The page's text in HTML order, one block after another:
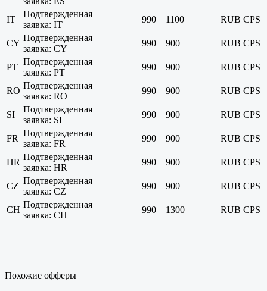
IT
Подтвержденная
заявка: IT
990 1100 RUB CPS
CY
Подтвержденная
заявка: CY
990 900 RUB CPS
PT
Подтвержденная
заявка: PT
990 900 RUB CPS
RO
Подтвержденная
заявка: RO
990 900 RUB CPS
SI
Подтвержденная
заявка: SI
990 900 RUB CPS
FR
Подтвержденная
заявка: FR
990 900 RUB CPS
HR
Подтвержденная
заявка: HR
990 900 RUB CPS
CZ
Подтвержденная
заявка: CZ
990 900 RUB CPS
CH
Подтвержденная
заявка: CH
990 1300 RUB CPS
Похожие офферы